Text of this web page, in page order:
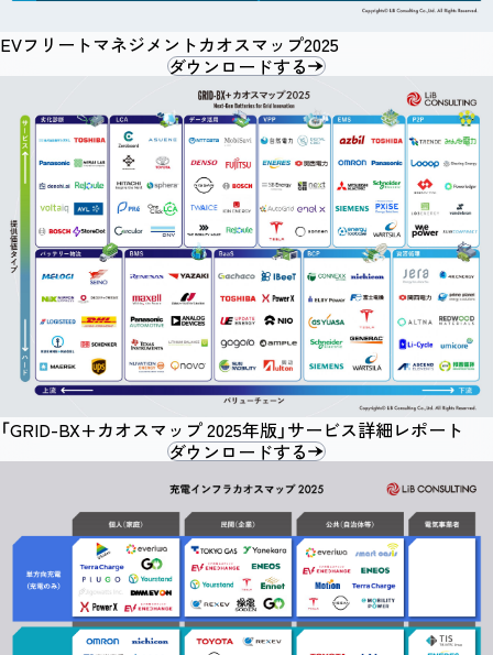
EVフリートマネジメントカオスマップ2025
ダウンロードする
「GRID-BX+カオスマップ 2025年版」サービス詳細レポート
ダウンロードする